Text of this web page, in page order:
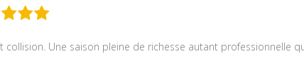
Une saison pleine de richesse autant professionnelle